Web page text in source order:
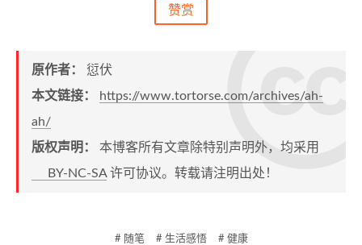
赞赏
原作者： 愆伏
本文链接：
https://www.tortorse.com/archives/ah-
ah/
版权声明： 本博客所有文章除特别声明外，均采用
BY-NC-SA许可协议。转载请注明出处！
# 随笔 # 生活感悟 # 健康